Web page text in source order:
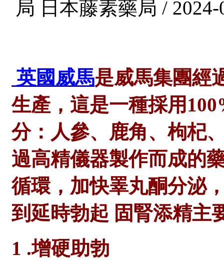
局 日本藤素藥局 / 2024-
英國威馬是威馬集團經
生產，這是一種採用
分：人參、鹿角、枸杞
過高精儀器製作而成的
循環，加快睪丸酮分泌
到延時勃起 固腎添精主
1 .增硬助勃